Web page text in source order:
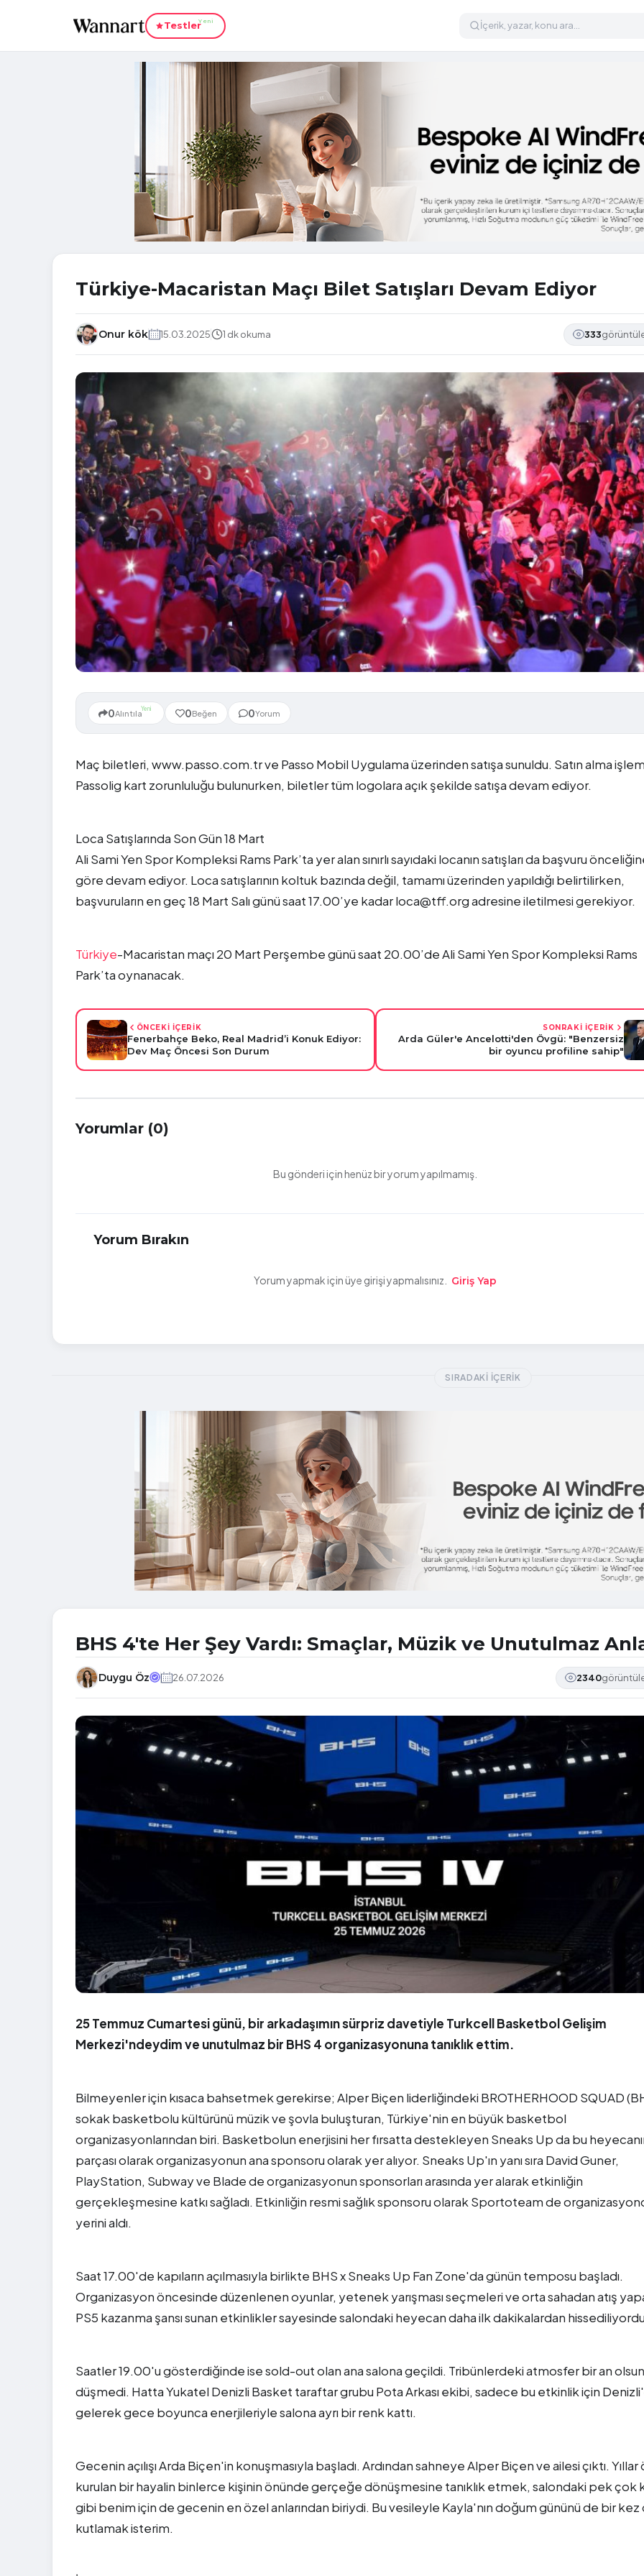
TestlerYeni
Türkiye-Macaristan Maçı Bilet Satışları Devam Ediyor
Onur kök 15.03.2025 1 dk okuma 333
0AlıntılaYeni 0Beğen 0Yorum
Maç biletleri, www.passo.com.tr ve Passo Mobil Uygulama üzerinden satışa sunuldu. Satın alma
Passolig kart zorunluluğu bulunurken, biletler tüm logolara açık şekilde satışa devam ediyor.
Loca Satışlarında Son Gün 18 Mart
Ali Sami Yen Spor Kompleksi Rams Park’ta yer alan sınırlı sayıdaki locanın satışları da başvuru
göre devam ediyor. Loca satışlarının koltuk bazında değil, tamamı üzerinden yapıldığı belirtilirken,
başvuruların en geç 18 Mart Salı günü saat 17.00’ye kadar loca@tff.org adresine iletilmesi gerekiyor.
Türkiye-Macaristan maçı 20 Mart Perşembe günü saat 20.00’de Ali Sami Yen Spor Kompleksi Rams
Park’ta oynanacak.
ÖNCEKİ İÇERİK
Fenerbahçe Beko, Real Madrid’i Konuk Ediyor:
Dev Maç Öncesi Son Durum
SONRAKİ İÇERİK
Arda Güler'e Ancelotti'den Övgü: "Benzersiz
bir oyuncu profiline sahip"
Yorumlar (0)
Bu gönderi için henüz bir yorum yapılmamış.
Yorum Bırakın
Yorum yapmak için üye girişi yapmalısınız. Giriş Yap
SIRADAKI İÇERIK
BHS 4'te Her Şey Vardı: Smaçlar, Müzik ve Unutulmaz
Duygu Öz 26.07.2026 2340
25 Temmuz Cumartesi günü, bir arkadaşımın sürpriz davetiyle Turkcell Basketbol Gelişim
Merkezi'ndeydim ve unutulmaz bir BHS 4 organizasyonuna tanıklık ettim.
Bilmeyenler için kısaca bahsetmek gerekirse; Alper Biçen liderliğindeki BROTHERHOOD SQUAD
sokak basketbolu kültürünü müzik ve şovla buluşturan, Türkiye'nin en büyük basketbol
organizasyonlarından biri. Basketbolun enerjisini her fırsatta destekleyen Sneaks Up da bu
parçası olarak organizasyonun ana sponsoru olarak yer alıyor. Sneaks Up'ın yanı sıra David Guner,
PlayStation, Subway ve Blade de organizasyonun sponsorları arasında yer alarak etkinliğin
gerçekleşmesine katkı sağladı. Etkinliğin resmi sağlık sponsoru olarak Sportoteam de
yerini aldı.
Saat 17.00'de kapıların açılmasıyla birlikte BHS x Sneaks Up Fan Zone'da günün temposu başladı.
Organizasyon öncesinde düzenlenen oyunlar, yetenek yarışması seçmeleri ve orta sahadan atış
PS5 kazanma şansı sunan etkinlikler sayesinde salondaki heyecan daha ilk dakikalardan
Saatler 19.00'u gösterdiğinde ise sold-out olan ana salona geçildi. Tribünlerdeki atmosfer bir an olsun
düşmedi. Hatta Yukatel Denizli Basket taraftar grubu Pota Arkası ekibi, sadece bu etkinlik için
gelerek gece boyunca enerjileriyle salona ayrı bir renk kattı.
Gecenin açılışı Arda Biçen'in konuşmasıyla başladı. Ardından sahneye Alper Biçen ve ailesi çıktı.
kurulan bir hayalin binlerce kişinin önünde gerçeğe dönüşmesine tanıklık etmek, salondaki pek çok
gibi benim için de gecenin en özel anlarından biriydi. Bu vesileyle Kayla'nın doğum gününü de bir kez
kutlamak isterim.